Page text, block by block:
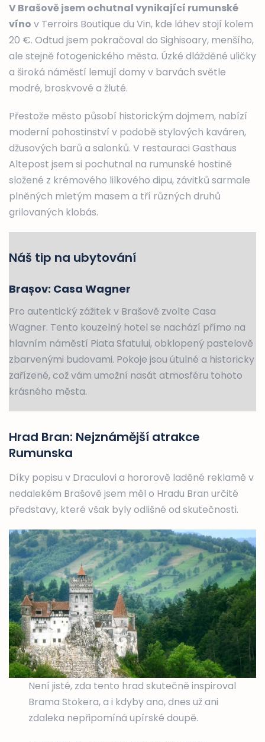
V Brašově jsem ochutnal vynikající rumunské
víno v Terroirs Boutique du Vin, kde láhev stojí kolem
20 €. Odtud jsem pokračoval do Sighisoary, menšího,
ale stejně fotogenického města. Úzké dlážděné uličky
a široká náměstí lemují domy v barvách světle
modré, broskvové a žluté.
Přestože město působí historickým dojmem, nabízí
moderní pohostinství v podobě stylových kaváren,
džusových barů a salonků. V restauraci Gasthaus
Altepost jsem si pochutnal na rumunské hostině
složené z krémového lilkového dipu, závitků sarmale
plněných mletým masem a tří různých druhů
grilovaných klobás.
Náš tip na ubytování
Brașov: Casa Wagner
Pro autentický zážitek v Brašově zvolte Casa
Wagner. Tento kouzelný hotel se nachází přímo na
hlavním náměstí Piata Sfatului, obklopený pastelově
zbarvenými budovami. Pokoje jsou útulné a historicky
zařízené, což vám umožní nasát atmosféru tohoto
krásného města.
Hrad Bran: Nejznámější atrakce
Rumunska
Díky popisu v Draculovi a hororově laděné reklamě v
nedalekém Brašově jsem měl o Hradu Bran určité
představy, které však byly odlišné od skutečnosti.
Není jisté, zda tento hrad skutečně inspiroval
Brama Stokera, a i kdyby ano, dnes už ani
zdaleka nepřipomíná upírské doupě.